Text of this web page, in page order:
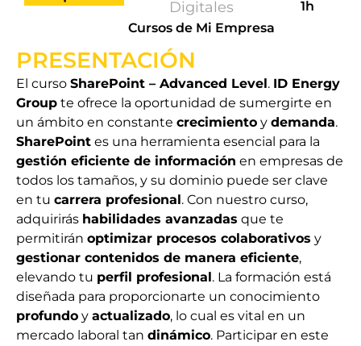
Digitales
Cursos de Mi Empresa
1h
PRESENTACIÓN
El curso SharePoint – Advanced Level. ID Energy
Group te ofrece la oportunidad de sumergirte en
un ámbito en constante crecimiento y demanda.
SharePoint es una herramienta esencial para la
gestión eficiente de información en empresas de
todos los tamaños, y su dominio puede ser clave
en tu carrera profesional. Con nuestro curso,
adquirirás habilidades avanzadas que te
permitirán optimizar procesos colaborativos y
gestionar contenidos de manera eficiente,
elevando tu perfil profesional. La formación está
diseñada para proporcionarte un conocimiento
profundo y actualizado, lo cual es vital en un
mercado laboral tan dinámico. Participar en este